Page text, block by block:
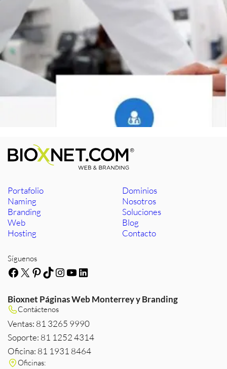
Portafolio
Naming
Branding
Web
Hosting
Dominios
Nosotros
Soluciones
Blog
Contacto
Síguenos
Facebook
X Pinterest
TikTok
Instagram
YouTube
LinkedIn
Bioxnet Páginas Web Monterrey y Branding
Contáctenos
Ventas: 81 3265 9990
Soporte: 81 1252 4314
Oficina: 81 1931 8464
Oficinas: